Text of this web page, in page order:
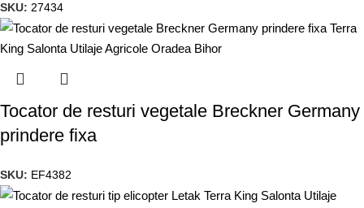
SKU: 27434
Tocator de resturi vegetale Breckner Germany
prindere fixa
SKU: EF4382